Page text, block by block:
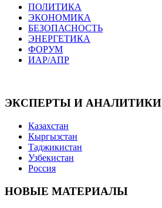
ПОЛИТИКА
ЭКОНОМИКА
БЕЗОПАСНОСТЬ
ЭНЕРГЕТИКА
ФОРУМ
ИАР/АПР
ЭКСПЕРТЫ И АНАЛИТИКИ
Казахстан
Кыргызстан
Таджикистан
Узбекистан
Россия
НОВЫЕ МАТЕРИАЛЫ